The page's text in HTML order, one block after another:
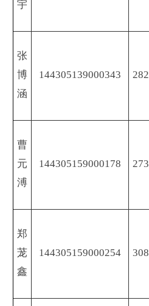
宇
张
博
涵
144305139000343 282
曹
元
溥
144305159000178 273
郑
茏
鑫
144305159000254 308